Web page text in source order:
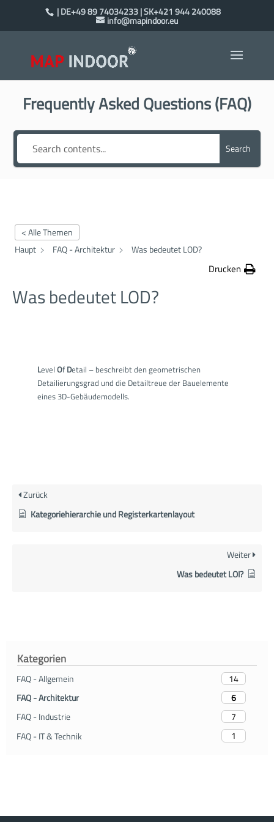
| DE+49 89 74034233 | SK+421 944 240088
info@mapindoor.eu
Frequently Asked Questions (FAQ)
Search
< Alle Themen
Haupt
FAQ - Architektur Was bedeutet LOD?
Drucken
Was bedeutet LOD?
Level Of Detail – beschreibt den geometrischen
Detailierungsgrad und die Detailtreue der Bauelemente
eines 3D-Gebäudemodells.
Zurück
Kategoriehierarchie und Registerkartenlayout
Weiter
Was bedeutet LOI?
Kategorien
FAQ - Allgemein
14
FAQ - Architektur
6
FAQ - Industrie
7
FAQ - IT & Technik
1